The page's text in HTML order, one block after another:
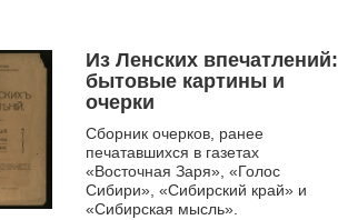
Из Ленских впечатлений:
бытовые картины и
очерки
Сборник очерков, ранее
печатавшихся в газетах
«Восточная Заря», «Голос
Сибири», «Сибирский край» и
«Сибирская мысль».